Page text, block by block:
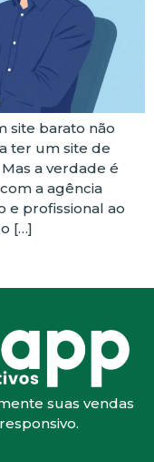
site barato não
ter um site de
a verdade é
a agência
e profissional ao
[…]
suas vendas